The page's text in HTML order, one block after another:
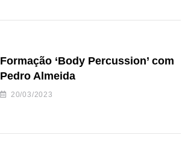
Formação ‘Body Percussion’ com
Pedro Almeida
20/03/2023